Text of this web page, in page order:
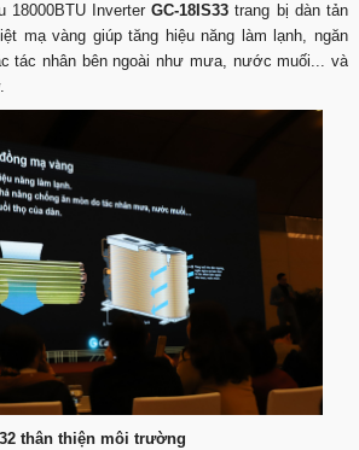
18000BTU InverterGC-18IS33 trang bị dàn tản
mạ vàng giúp tăng hiệu năng làm lạnh, ngăn
tác nhân bên ngoài như mưa, nước muối... và
thân thiện môi trường